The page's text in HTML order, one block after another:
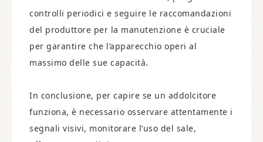
controlli periodici e seguire le raccomandazioni
del produttore per la manutenzione è cruciale
per garantire che l’apparecchio operi al
massimo delle sue capacità.
In conclusione, per capire se un addolcitore
funziona, è necessario osservare attentamente i
segnali visivi, monitorare l’uso del sale,